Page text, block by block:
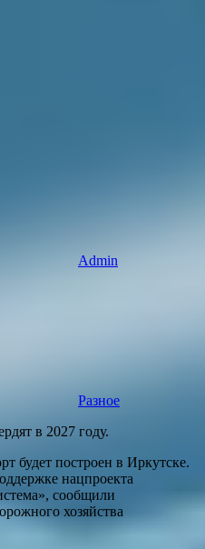
Admin
Разное
в 2027 году.
будет построен в Иркутске.
нацпроекта
сообщили
хозяйства